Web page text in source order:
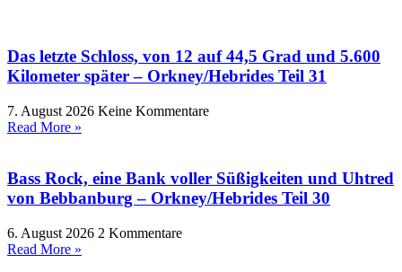
Das letzte Schloss, von 12 auf 44,5 Grad und 5.600
Kilometer später – Orkney/Hebrides Teil 31
7. August 2026 Keine Kommentare
Read More »
Bass Rock, eine Bank voller Süßigkeiten und Uhtred
von Bebbanburg – Orkney/Hebrides Teil 30
6. August 2026 2 Kommentare
Read More »